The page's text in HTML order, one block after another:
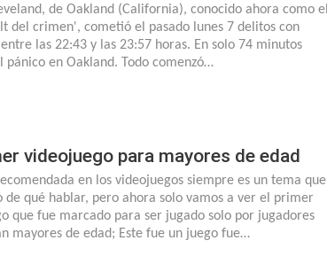
de Oakland (California), conocido ahora como el
del crimen', cometió el pasado lunes 7 delitos con
las 22:43 y las 23:57 horas. En solo 74 minutos
pánico en Oakland. Todo comenzó…
videojuego para mayores de edad
en los videojuegos siempre es un tema que
de qué hablar, pero ahora solo vamos a ver el primer
que fue marcado para ser jugado solo por jugadores
mayores de edad; Este fue un juego fue…